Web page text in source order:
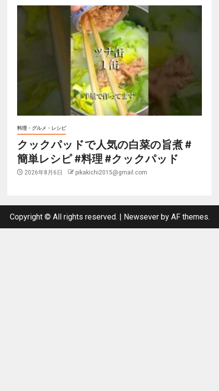
料理・グルメ・レシピ
クックパッドで人気の白菜の旨煮 #
簡単レシピ #料理 #クックパッド
2026年8月6日 pikakichi2015@gmail.com
Copyright © All rights reserved. | Newseverby AF themes.